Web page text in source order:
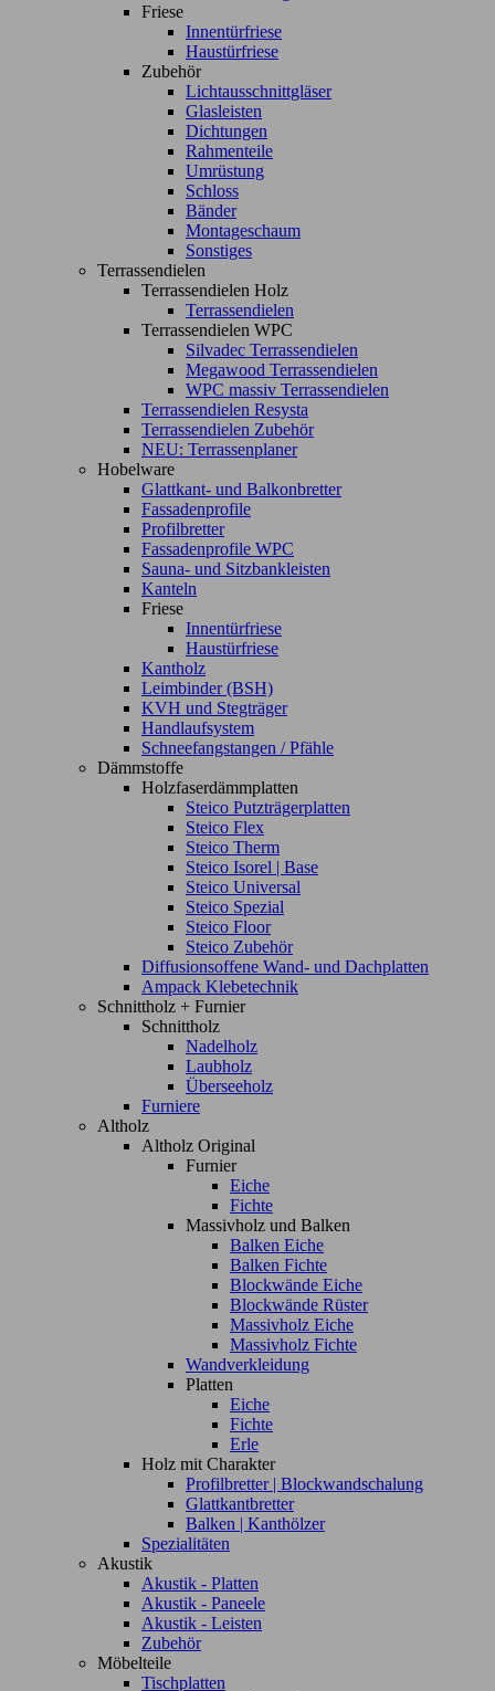
Friese
Innentürfriese
Haustürfriese
Zubehör
Lichtausschnittgläser
Glasleisten
Dichtungen
Rahmenteile
Umrüstung
Schloss
Bänder
Montageschaum
Sonstiges
Terrassendielen
Terrassendielen Holz
Terrassendielen
Terrassendielen WPC
Silvadec Terrassendielen
Megawood Terrassendielen
WPC massiv Terrassendielen
Terrassendielen Resysta
Terrassendielen Zubehör
NEU: Terrassenplaner
Hobelware
Glattkant- und Balkonbretter
Fassadenprofile
Profilbretter
Fassadenprofile WPC
Sauna- und Sitzbankleisten
Kanteln
Friese
Innentürfriese
Haustürfriese
Kantholz
Leimbinder (BSH)
KVH und Stegträger
Handlaufsystem
Schneefangstangen / Pfähle
Dämmstoffe
Holzfaserdämmplatten
Steico Putzträgerplatten
Steico Flex
Steico Therm
Steico Isorel | Base
Steico Universal
Steico Spezial
Steico Floor
Steico Zubehör
Diffusionsoffene Wand- und Dachplatten
Ampack Klebetechnik
Schnittholz + Furnier
Schnittholz
Nadelholz
Laubholz
Überseeholz
Furniere
Altholz
Altholz Original
Furnier
Eiche
Fichte
Massivholz und Balken
Balken Eiche
Balken Fichte
Blockwände Eiche
Blockwände Rüster
Massivholz Eiche
Massivholz Fichte
Wandverkleidung
Platten
Eiche
Fichte
Erle
Holz mit Charakter
Profilbretter | Blockwandschalung
Glattkantbretter
Balken | Kanthölzer
Spezialitäten
Akustik
Akustik - Platten
Akustik - Paneele
Akustik - Leisten
Zubehör
Möbelteile
Tischplatten